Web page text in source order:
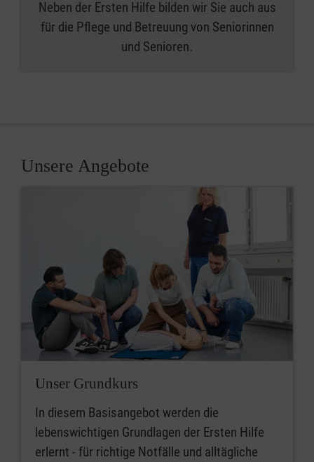
Neben der Ersten Hilfe bilden wir Sie auch aus
für die Pflege und Betreuung von Seniorinnen
und Senioren.
Unsere Angebote
Unser Grundkurs
In diesem Basisangebot werden die
lebenswichtigen Grundlagen der Ersten Hilfe
erlernt - für richtige Notfälle und alltägliche